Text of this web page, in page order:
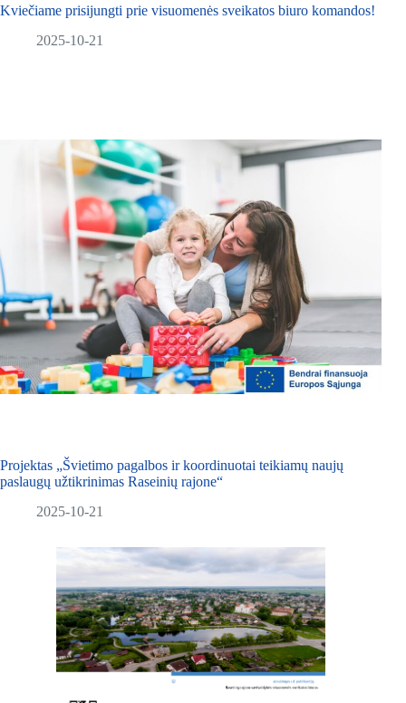
Kviečiame prisijungti prie visuomenės sveikatos biuro komandos!
2025-10-21
Projektas „Švietimo pagalbos ir koordinuotai teikiamų naujų
paslaugų užtikrinimas Raseinių rajone“
2025-10-21